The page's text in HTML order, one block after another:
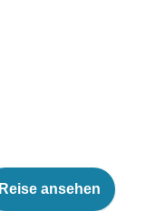
Reise ansehen